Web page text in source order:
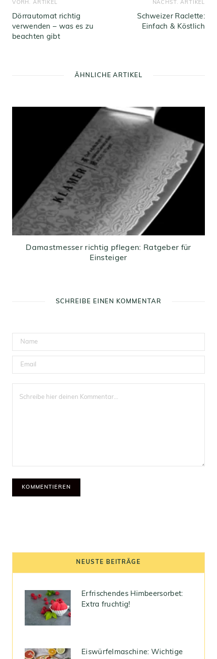
VORH. ARTIKEL
Dörrautomat richtig
verwenden – was es zu
beachten gibt
NÄCHST. ARTIKEL
Schweizer Raclette:
Einfach & Köstlich
ÄHNLICHE ARTIKEL
Damastmesser richtig pflegen: Ratgeber für
Einsteiger
SCHREIBE EINEN KOMMENTAR
NEUSTE BEITRÄGE
Erfrischendes Himbeersorbet:
Extra fruchtig!
Eiswürfelmaschine: Wichtige